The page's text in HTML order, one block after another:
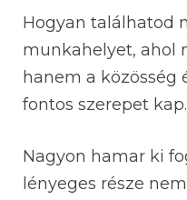
Hogyan találhatod
munkahelyet, ahol
hanem a közösség
fontos szerepet kap.
Nagyon hamar ki
lényeges része